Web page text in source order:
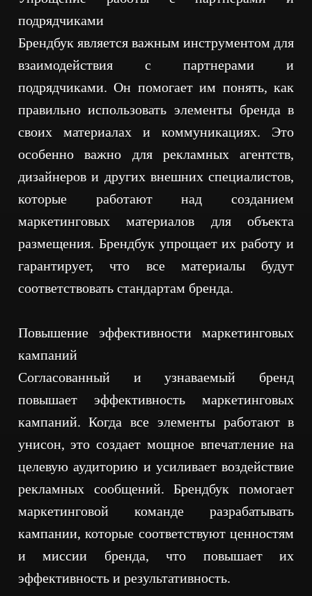
подрядчиками
Брендбук является важным инструментом для
взаимодействия с партнерами и
подрядчиками. Он помогает им понять, как
правильно использовать элементы бренда в
своих материалах и коммуникациях. Это
особенно важно для рекламных агентств,
дизайнеров и других внешних специалистов,
которые работают над созданием
маркетинговых материалов для объекта
размещения. Брендбук упрощает их работу и
гарантирует, что все материалы будут
соответствовать стандартам бренда.
Повышение эффективности маркетинговых
кампаний
Согласованный и узнаваемый бренд
повышает эффективность маркетинговых
кампаний. Когда все элементы работают в
унисон, это создает мощное впечатление на
целевую аудиторию и усиливает воздействие
рекламных сообщений. Брендбук помогает
маркетинговой команде разрабатывать
кампании, которые соответствуют ценностям
и миссии бренда, что повышает их
эффективность и результативность.